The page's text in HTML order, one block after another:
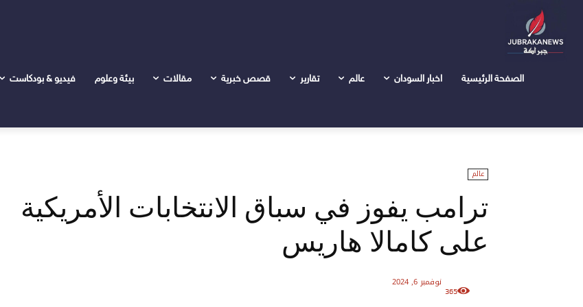
الصفحة الرئيسية اخبار السودان عالم تقارير قصص خبرية مقالات بيئة وعلوم فيديو & بودكاست
عالم
ترامب يفوز في سباق الانتخابات الأمريكية
على كامالا هاريس
نوفمبر 6, 2024
365